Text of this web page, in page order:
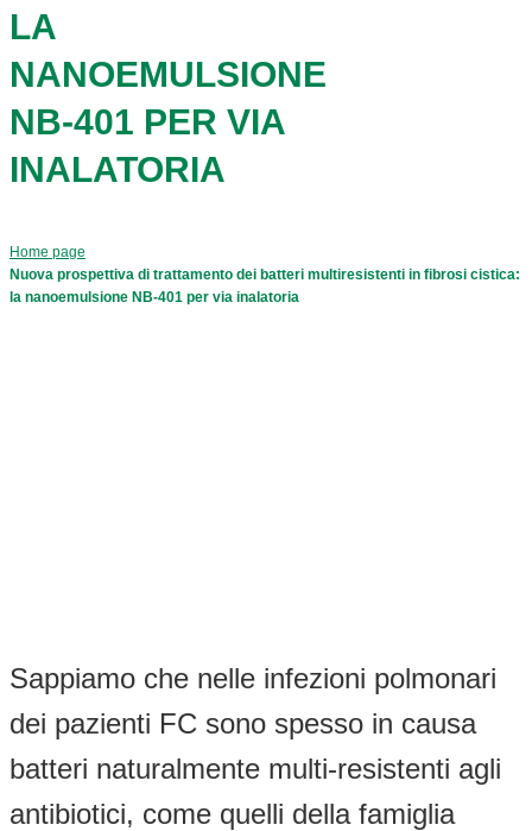
LA
NANOEMULSIONE
NB-401 PER VIA
INALATORIA
Home page
Nuova prospettiva di trattamento dei batteri multiresistenti in fibrosi cistica:
la nanoemulsione NB-401 per via inalatoria
Sappiamo che nelle infezioni polmonari
dei pazienti FC sono spesso in causa
batteri naturalmente multi-resistenti agli
antibiotici, come quelli della famiglia